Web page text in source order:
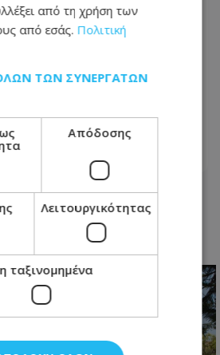
γιορτάζουν σήμερα,
– Η απάντηση
από τη χρήση των
από εσάς. Πολιτική
ΤΩΝ ΣΥΝΕΡΓΑΤΏΝ
Απόδοσης
Λειτουργικότητας
ταξινομημένα